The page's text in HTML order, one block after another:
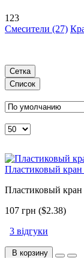
123
Смесители (27)
Сетка
Список
Пластиковый
Пластиковый
107 грн ($2.38)
3 відгуки
В корзину